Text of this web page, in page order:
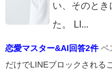
い、そのとき
た。 LI ...
恋愛マスター&AI回答2件 ベ
だけでLINEブロックされる